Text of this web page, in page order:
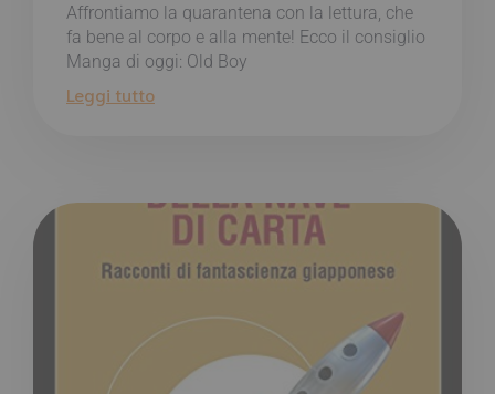
Affrontiamo la quarantena con la lettura, che
fa bene al corpo e alla mente! Ecco il consiglio
Manga di oggi: Old Boy
Leggi tutto